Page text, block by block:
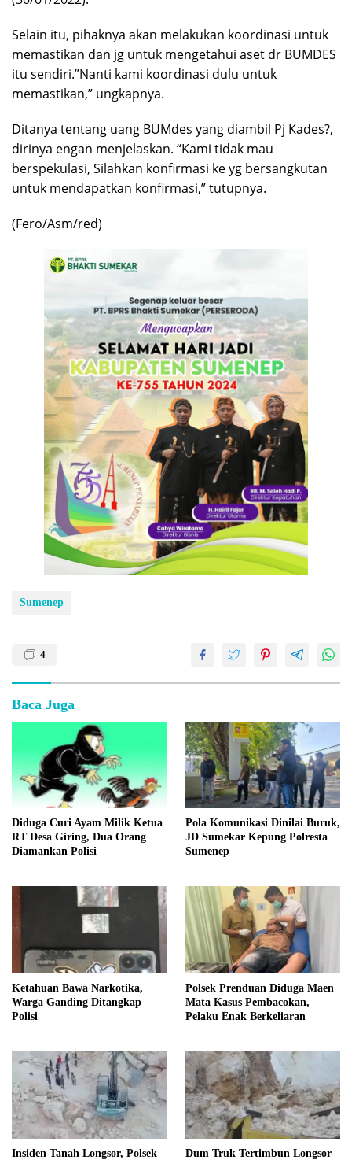
Selain itu, pihaknya akan melakukan koordinasi untuk
memastikan dan jg untuk mengetahui aset dr BUMDES
itu sendiri.”Nanti kami koordinasi dulu untuk
memastikan,” ungkapnya.
Ditanya tentang uang BUMdes yang diambil Pj Kades?,
dirinya engan menjelaskan. “Kami tidak mau
berspekulasi, Silahkan konfirmasi ke yg bersangkutan
untuk mendapatkan konfirmasi,” tutupnya.
(Fero/Asm/red)
Sumenep
4
Baca Juga
Diduga Curi Ayam Milik Ketua
RT Desa Giring, Dua Orang
Diamankan Polisi
Pola Komunikasi Dinilai Buruk,
JD Sumekar Kepung Polresta
Sumenep
Ketahuan Bawa Narkotika,
Warga Ganding Ditangkap
Polisi
Polsek Prenduan Diduga Maen
Mata Kasus Pembacokan,
Pelaku Enak Berkeliaran
Insiden Tanah Longsor, Polsek
Dum Truk Tertimbun Longsor